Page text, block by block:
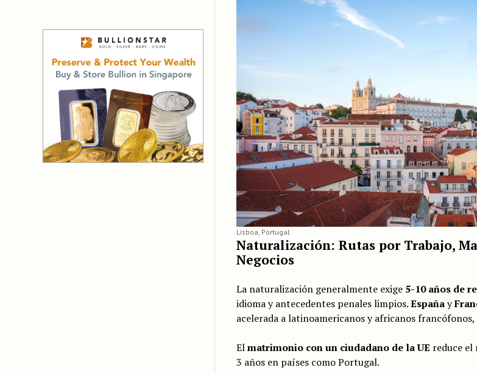
Lisboa, Portugal
Naturalización: Rutas por Trabajo,
Negocios
La naturalización generalmente exige 5-10 años de
idioma y antecedentes penales limpios.Españay
acelerada a latinoamericanos y africanos
Elmatrimonio con un ciudadano de la UE reduce el
3 años en países como Portugal.